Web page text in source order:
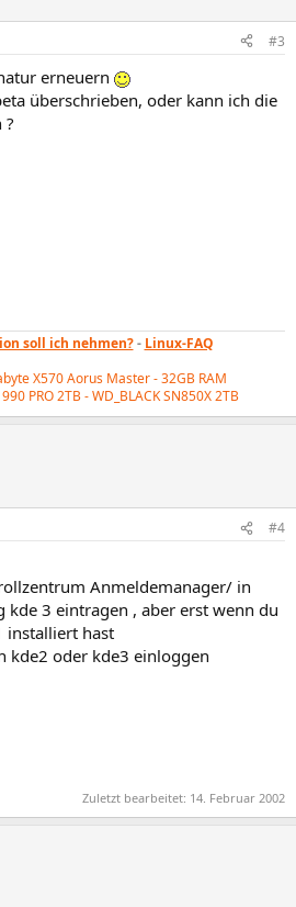
#3
erneuern
überschrieben, oder kann ich die
?
soll ich nehmen?- Linux-FAQ
X570 Aorus Master - 32GB RAM
PRO 2TB - WD_BLACKSN850X 2TB
#4
Anmeldemanager/ in
kde 3 eintragen , aber erst wenn du
installiert hast
kde2 oder kde3 einloggen
Zuletzt bearbeitet: 14. Februar 2002